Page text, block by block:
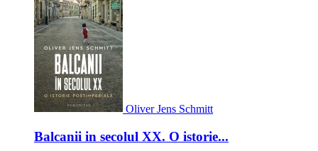
Oliver Jens Schmitt
Balcanii in secolul XX. O istorie...